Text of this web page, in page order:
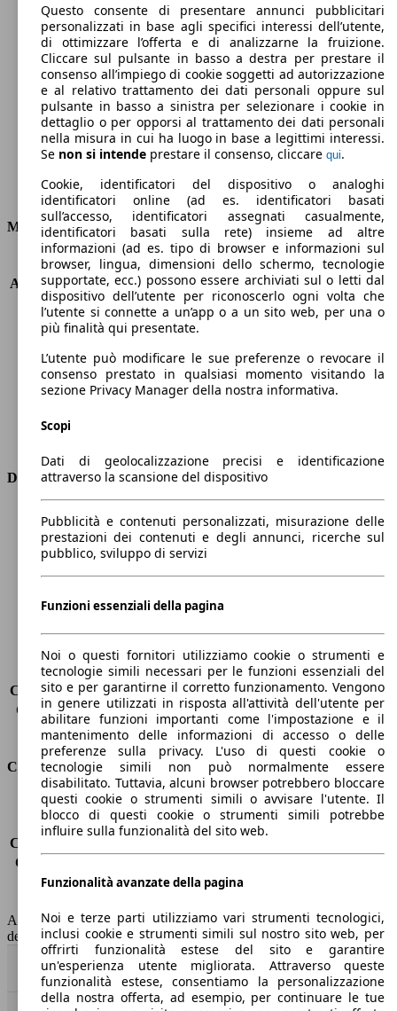
93 g/km
Emissioni di CO2 (combinato)*
Ø 3.5 l/100km
Consumi
Motore e Prestazioni
KW (PS)
66 kW (90 PS)
Accelerazione (0-100 km/h) 13.2s
Velocità massima (km/h)
178 km/h
Numero di marce
6
Cilindrata
999 ccm
Carburante
Metano
Trasmissione
Dimensioni
Lunghezza
4140 mm
Altezza
1550 mm
Larghezza
1780 mm
Passo
2570 mm
Carico massimo
-
Porte
5
Sedili
5
Carico sul tetto
-
Capacità di traino (senza freni) -
Capacità di traino (con freni)
-
Volume del bagagliaio
282 l
Consumi
Emissioni di CO2*
93 g/km (komb.)
Consumo (urbano)
4.3 l/100km
Consumo (extra-urbano)
Consumo (combinato)*
Classe di emissione
Euro 6
AutoScout24 non si assume alcuna responsabilità per la correttezza
dei dati.
Torna su
Questo consente di presentare annunci pubblicitari
personalizzati in base agli specifici interessi dell’utente,
di ottimizzare l’offerta e di analizzarne la fruizione.
Cliccare sul pulsante in basso a destra per prestare il
consenso all’impiego di cookie soggetti ad autorizzazione
e al relativo trattamento dei dati personali oppure sul
pulsante in basso a sinistra per selezionare i cookie in
dettaglio o per opporsi al trattamento dei dati personali
nella misura in cui ha luogo in base a legittimi interessi.
Se non si intende prestare il consenso, cliccare qui.
Cookie, identificatori del dispositivo o analoghi
identificatori online (ad es. identificatori basati
sull’accesso, identificatori assegnati casualmente,
identificatori basati sulla rete) insieme ad altre
informazioni (ad es. tipo di browser e informazioni sul
browser, lingua, dimensioni dello schermo, tecnologie
supportate, ecc.) possono essere archiviati sul o letti dal
dispositivo dell’utente per riconoscerlo ogni volta che
l’utente si connette a un’app o a un sito web, per una o
più finalità qui presentate.
L’utente può modificare le sue preferenze o revocare il
consenso prestato in qualsiasi momento visitando la
sezione Privacy Manager della nostra informativa.
Scopi
Dati di geolocalizzazione precisi e identificazione
attraverso la scansione del dispositivo
Pubblicità e contenuti personalizzati, misurazione delle
prestazioni dei contenuti e degli annunci, ricerche sul
pubblico, sviluppo di servizi
Funzioni essenziali della pagina
Noi o questi fornitori utilizziamo cookie o strumenti e
tecnologie simili necessari per le funzioni essenziali del
sito e per garantirne il corretto funzionamento. Vengono
in genere utilizzati in risposta all'attività dell'utente per
abilitare funzioni importanti come l'impostazione e il
mantenimento delle informazioni di accesso o delle
preferenze sulla privacy. L'uso di questi cookie o
tecnologie simili non può normalmente essere
disabilitato. Tuttavia, alcuni browser potrebbero bloccare
questi cookie o strumenti simili o avvisare l'utente. Il
blocco di questi cookie o strumenti simili potrebbe
influire sulla funzionalità del sito web.
Funzionalità avanzate della pagina
Noi e terze parti utilizziamo vari strumenti tecnologici,
inclusi cookie e strumenti simili sul nostro sito web, per
offrirti funzionalità estese del sito e garantire
un'esperienza utente migliorata. Attraverso queste
funzionalità estese, consentiamo la personalizzazione
della nostra offerta, ad esempio, per continuare le tue